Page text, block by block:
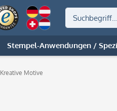
Stempel-Anwendungen /
Kreative Motive